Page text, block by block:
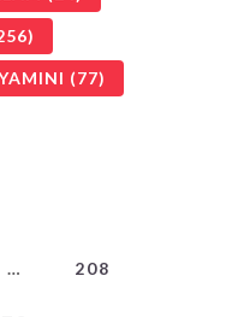
(77)
… 208